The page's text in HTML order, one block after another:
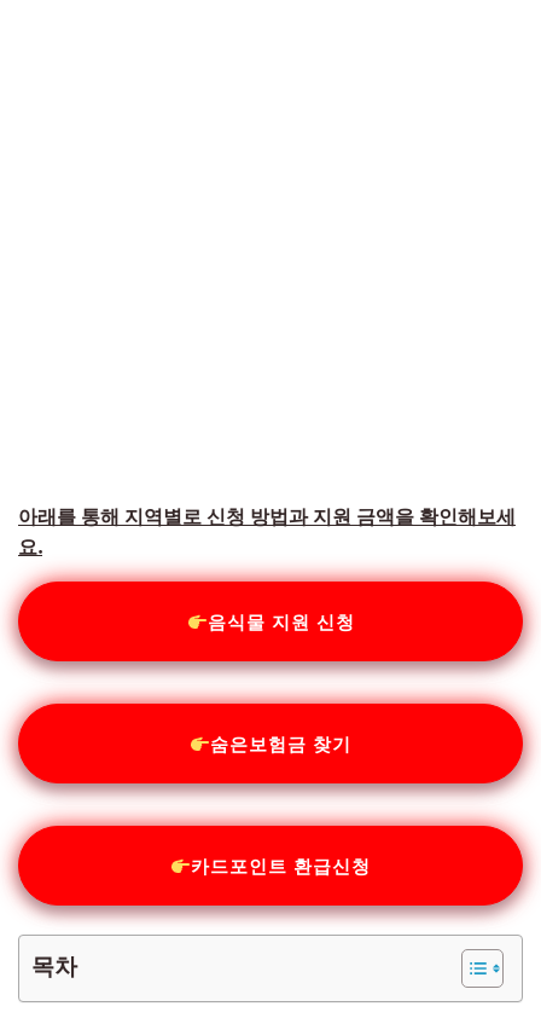
아래를 통해 지역별로 신청 방법과 지원 금액을 확인해보세
요.
음식물 지원 신청
숨은보험금 찾기
카드포인트 환급신청
목차